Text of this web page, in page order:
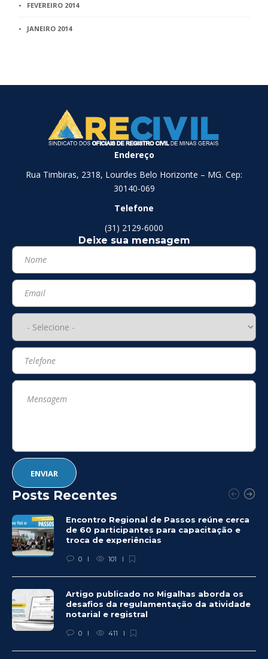
FEVEREIRO 2014
JANEIRO 2014
Endereço
Rua Timbiras, 2318, Lourdes Belo Horizonte – MG. Cep:
30140-069
Telefone
(31) 2129-6000
Deixe sua mensagem
Posts Recentes
Encontro Regional de Passos reúne cerca
de 60 participantes para capacitação e
troca de experiências
0 101
Artigo publicado no Migalhas aborda os
desafios da regulamentação da atividade
notarial e registral
0 411